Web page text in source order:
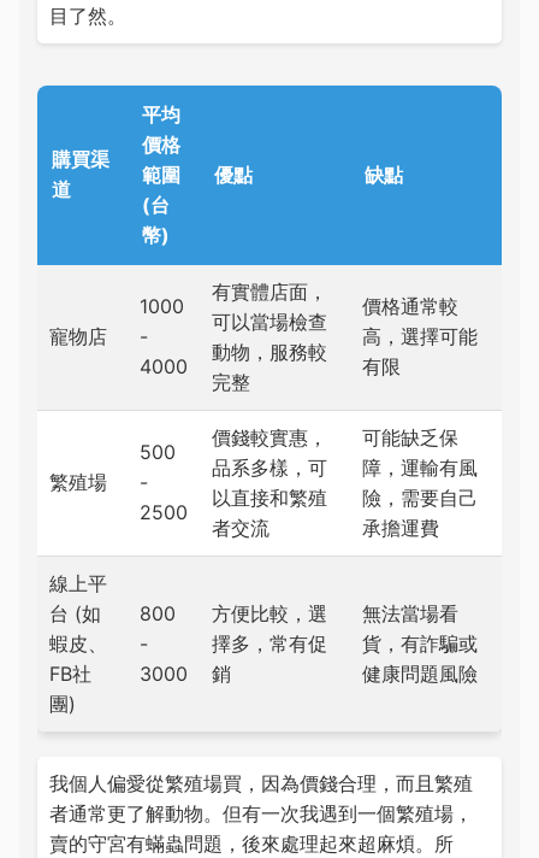
目了然。
購買渠
道
平均
價格
範圍
(台
幣)
優點 缺點
寵物店
1000
-
4000
有實體店面，
可以當場檢查
動物，服務較
完整
價格通常較
高，選擇可能
有限
繁殖場
500
-
2500
價錢較實惠，
品系多樣，可
以直接和繁殖
者交流
可能缺乏保
障，運輸有風
險，需要自己
承擔運費
線上平
台 (如
蝦皮、
FB社
團)
800
-
3000
方便比較，選
擇多，常有促
銷
無法當場看
貨，有詐騙或
健康問題風險
我個人偏愛從繁殖場買，因為價錢合理，而且繁殖
者通常更了解動物。但有一次我遇到一個繁殖場，
賣的守宮有蟎蟲問題，後來處理起來超麻煩。所